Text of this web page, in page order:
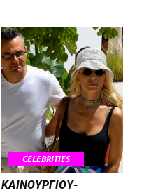
CELEBRITIES
ΚΑΙΝΟΥΡΓΙΟΥ-